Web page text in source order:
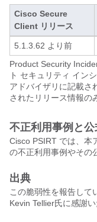
Cisco Secure
Client リリース
5.1.3.62 より前
Product Security
ト セキュリティ イン
アドバイザリに記載さ
されたリリース情報の
不正利用事例と
Cisco PSIRT では、本
の不正利用事例やその
出典
この脆弱性を報告して
Kevin Tellier氏に感謝い